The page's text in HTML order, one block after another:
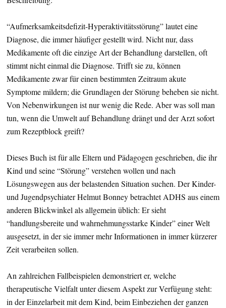
“Aufmerksamkeitsdefizit-Hyperaktivitätsstörung” lautet eine
Diagnose, die immer häufiger gestellt wird. Nicht nur, dass
Medikamente oft die einzige Art der Behandlung darstellen, oft
stimmt nicht einmal die Diagnose. Trifft sie zu, können
Medikamente zwar für einen bestimmten Zeitraum akute
Symptome mildern; die Grundlagen der Störung beheben sie nicht.
Von Nebenwirkungen ist nur wenig die Rede. Aber was soll man
tun, wenn die Umwelt auf Behandlung drängt und der Arzt sofort
zum Rezeptblock greift?
Dieses Buch ist für alle Eltern und Pädagogen geschrieben, die ihr
Kind und seine “Störung” verstehen wollen und nach
Lösungswegen aus der belastenden Situation suchen. Der Kinder-
und Jugendpsychiater Helmut Bonney betrachtet ADHS aus einem
anderen Blickwinkel als allgemein üblich: Er sieht
“handlungsbereite und wahrnehmungsstarke Kinder” einer Welt
ausgesetzt, in der sie immer mehr Informationen in immer kürzerer
Zeit verarbeiten sollen.
An zahlreichen Fallbeispielen demonstriert er, welche
therapeutische Vielfalt unter diesem Aspekt zur Verfügung steht:
in der Einzelarbeit mit dem Kind, beim Einbeziehen der ganzen